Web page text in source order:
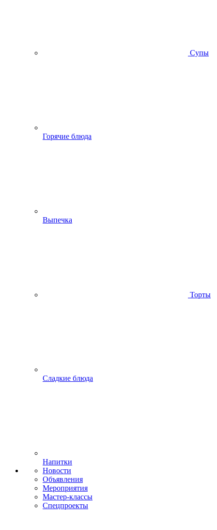
Супы
Горячие блюда
Выпечка
Торты
Сладкие блюда
Напитки
Новости
Объявления
Мероприятия
Мастер-классы
Спецпроекты